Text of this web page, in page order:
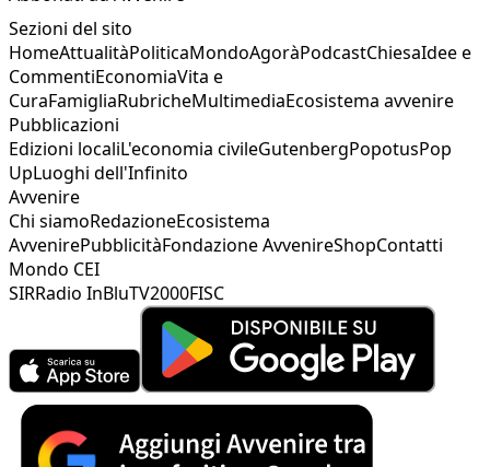
Sezioni del sito
HomeAttualitàPoliticaMondoAgoràPodcastChiesaIdee e
CommentiEconomiaVita e
CuraFamigliaRubricheMultimediaEcosistema avvenire
Pubblicazioni
Edizioni localiL'economia civileGutenbergPopotusPop
UpLuoghi dell'Infinito
Avvenire
Chi siamoRedazioneEcosistema
AvvenirePubblicitàFondazione AvvenireShopContatti
Mondo CEI
SIRRadio InBluTV2000FISC